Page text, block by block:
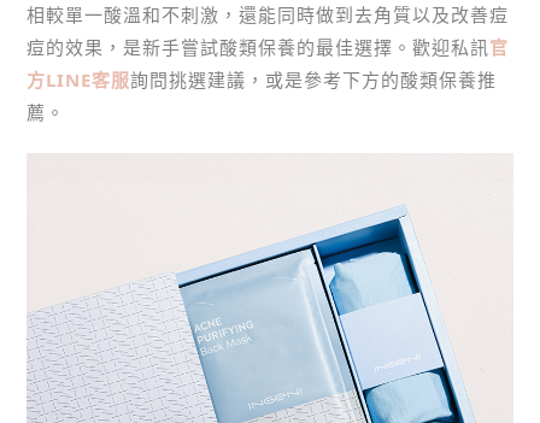
相較單一酸溫和不刺激，還能同時做到去角質以及改善痘
痘的效果，是新手嘗試酸類保養的最佳選擇。歡迎私訊 官
方LINE客服詢問挑選建議，或是參考下方的酸類保養推
薦。